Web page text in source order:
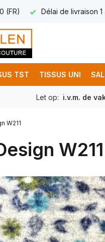
(FR) Délai de livraison
TST TISSUS UNI
Let op: i.v.m. de
W211
W211